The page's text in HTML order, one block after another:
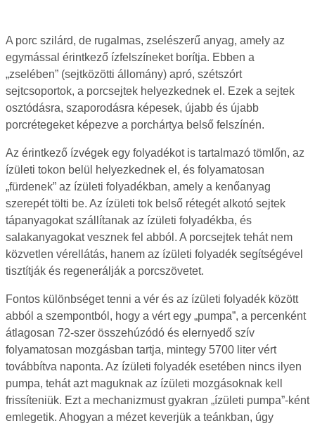
A porc szilárd, de rugalmas, zselészerű anyag, amely az
egymással érintkező ízfelszíneket borítja. Ebben a
„zselében” (sejtközötti állomány) apró, szétszórt
sejtcsoportok, a porcsejtek helyezkednek el. Ezek a sejtek
osztódásra, szaporodásra képesek, újabb és újabb
porcrétegeket képezve a porchártya belső felszínén.
Az érintkező ízvégek egy folyadékot is tartalmazó tömlőn, az
ízületi tokon belül helyezkednek el, és folyamatosan
„fürdenek” az ízületi folyadékban, amely a kenőanyag
szerepét tölti be. Az ízületi tok belső rétegét alkotó sejtek
tápanyagokat szállítanak az ízületi folyadékba, és
salakanyagokat vesznek fel abból. A porcsejtek tehát nem
közvetlen vérellátás, hanem az ízületi folyadék segítségével
tisztítják és regenerálják a porcszövetet.
Fontos különbséget tenni a vér és az ízületi folyadék között
abból a szempontból, hogy a vért egy „pumpa”, a percenként
átlagosan 72-szer összehúzódó és elernyedő szív
folyamatosan mozgásban tartja, mintegy 5700 liter vért
továbbítva naponta. Az ízületi folyadék esetében nincs ilyen
pumpa, tehát azt maguknak az ízületi mozgásoknak kell
frissíteniük. Ezt a mechanizmust gyakran „ízületi pumpa”-ként
emlegetik. Ahogyan a mézet keverjük a teánkban, úgy